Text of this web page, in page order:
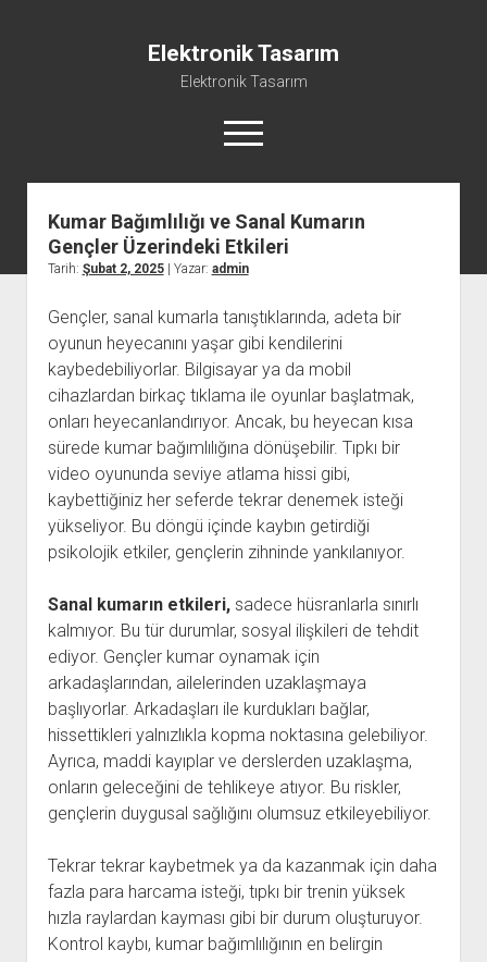
Elektronik Tasarım
Elektronik Tasarım
menüyü
aç
Instagram Gizli Hesap Görme Programsız
Liste
Sayfa Listesi
Ücretsiz Şifresiz Tiktok Takipçi Hilesi
Kumar Bağımlılığı ve Sanal Kumarın
Gençler Üzerindeki Etkileri
Tarih: Şubat 2, 2025| Yazar: admin
Gençler, sanal kumarla tanıştıklarında, adeta bir
oyunun heyecanını yaşar gibi kendilerini
kaybedebiliyorlar. Bilgisayar ya da mobil
cihazlardan birkaç tıklama ile oyunlar başlatmak,
onları heyecanlandırıyor. Ancak, bu heyecan kısa
sürede kumar bağımlılığına dönüşebilir. Tıpkı bir
video oyununda seviye atlama hissi gibi,
kaybettiğiniz her seferde tekrar denemek isteği
yükseliyor. Bu döngü içinde kaybın getirdiği
psikolojik etkiler, gençlerin zihninde yankılanıyor.
Sanal kumarın etkileri,sadece hüsranlarla sınırlı
kalmıyor. Bu tür durumlar, sosyal ilişkileri de tehdit
ediyor. Gençler kumar oynamak için
arkadaşlarından, ailelerinden uzaklaşmaya
başlıyorlar. Arkadaşları ile kurdukları bağlar,
hissettikleri yalnızlıkla kopma noktasına gelebiliyor.
Ayrıca, maddi kayıplar ve derslerden uzaklaşma,
onların geleceğini de tehlikeye atıyor. Bu riskler,
gençlerin duygusal sağlığını olumsuz etkileyebiliyor.
Tekrar tekrar kaybetmek ya da kazanmak için daha
fazla para harcama isteği, tıpkı bir trenin yüksek
hızla raylardan kayması gibi bir durum oluşturuyor.
Kontrol kaybı, kumar bağımlılığının en belirgin